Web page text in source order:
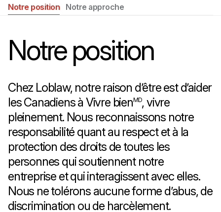
Notre position Notre approche
Notre position
Chez Loblaw, notre raison d’être est d’aider
les Canadiens à Vivre bienMD, vivre
pleinement. Nous reconnaissons notre
responsabilité quant au respect et à la
protection des droits de toutes les
personnes qui soutiennent notre
entreprise et qui interagissent avec elles.
Nous ne tolérons aucune forme d’abus, de
discrimination ou de harcèlement.